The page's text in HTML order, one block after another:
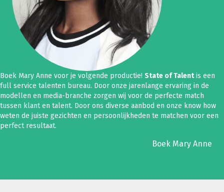
Boek Mary Anne voor je volgende productie! State of Talentis een
full service talenten bureau. Door onze jarenlange ervaring in de
modellen en media-branche zorgen wij voor de perfecte match
tussen klant en talent. Door ons diverse aanbod en onze know how
weten de juiste gezichten en persoonlijkheden te matchen voor een
perfect resultaat.
Boek Mary Anne